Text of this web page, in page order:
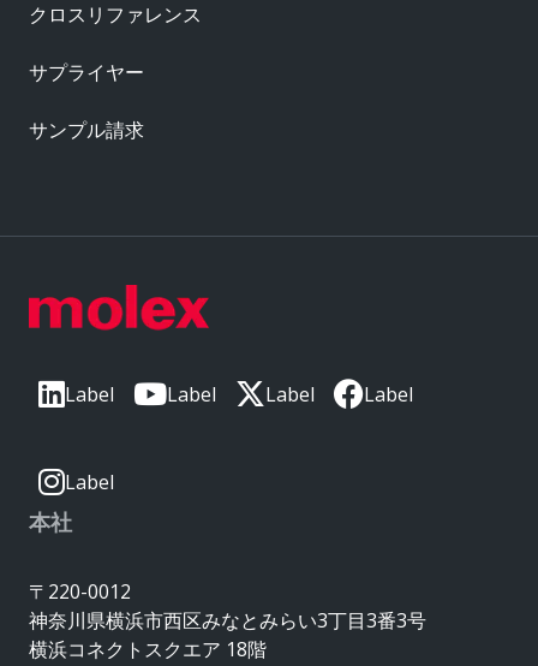
Label Label Label Label
Label
本社
〒220-0012
神奈川県横浜市西区みなとみらい3丁目3番3号
横浜コネクトスクエア 18階
クロスリファレンス
サプライヤー
サンプル請求